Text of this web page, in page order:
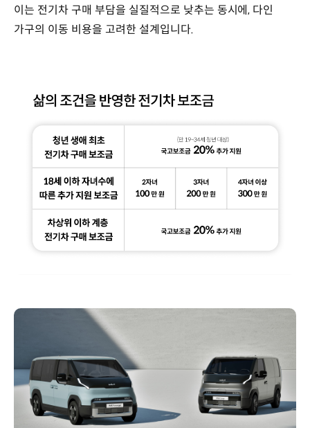
이는 전기차 구매 부담을 실질적으로 낮추는 동시에, 다인
가구의 이동 비용을 고려한 설계입니다.